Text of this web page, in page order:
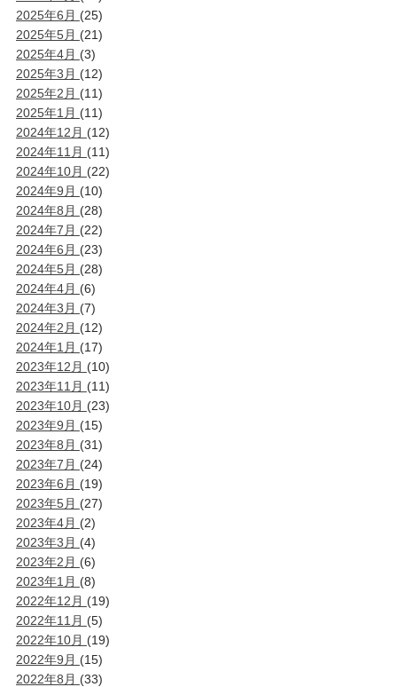
2025年6月 (25)
2025年5月 (21)
2025年4月 (3)
2025年3月 (12)
2025年2月 (11)
2025年1月 (11)
2024年12月 (12)
2024年11月 (11)
2024年10月 (22)
2024年9月 (10)
2024年8月 (28)
2024年7月 (22)
2024年6月 (23)
2024年5月 (28)
2024年4月 (6)
2024年3月 (7)
2024年2月 (12)
2024年1月 (17)
2023年12月 (10)
2023年11月 (11)
2023年10月 (23)
2023年9月 (15)
2023年8月 (31)
2023年7月 (24)
2023年6月 (19)
2023年5月 (27)
2023年4月 (2)
2023年3月 (4)
2023年2月 (6)
2023年1月 (8)
2022年12月 (19)
2022年11月 (5)
2022年10月 (19)
2022年9月 (15)
2022年8月 (33)